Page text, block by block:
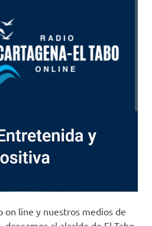
on line y nuestros medios de